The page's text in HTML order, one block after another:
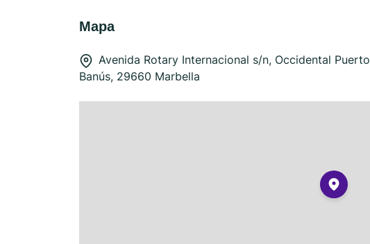
Mapa
Avenida Rotary Internacional s/n, Occidental Puerto
Banús, 29660 Marbella